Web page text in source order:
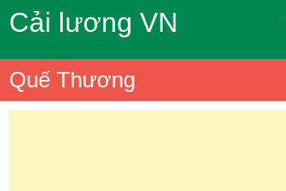
Cải lương VN
Quế Thương